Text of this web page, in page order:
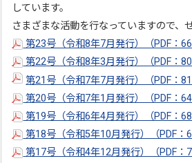
しています。
さまざまな活動を行なっていますので、
第23号（令和8年7月発行）（PDF：
第22号（令和8年3月発行）（PDF：
第21号（令和7年7月発行）（PDF：
第20号（令和7年1月発行）（PDF：
第19号（令和6年4月発行）（PDF：
第18号（令和5年10月発行）（PDF
第17号（令和4年12月発行）（PDF